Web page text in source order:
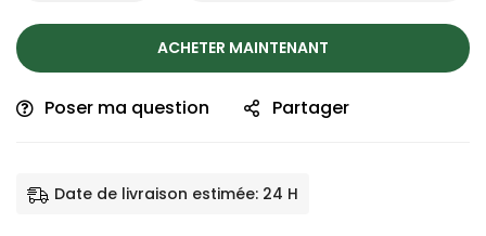
ACHETER MAINTENANT
Poser ma question Partager
Date de livraison estimée: 24 H